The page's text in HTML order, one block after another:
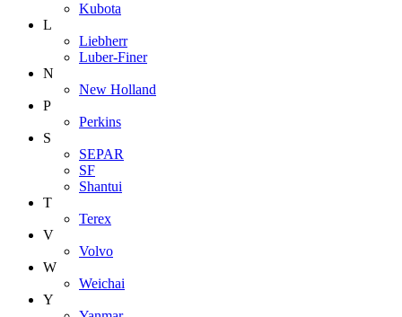
Kubota
L
Liebherr
Luber-Finer
N
New Holland
P
Perkins
S
SEPAR
SF
Shantui
T
Terex
V
Volvo
W
Weichai
Y